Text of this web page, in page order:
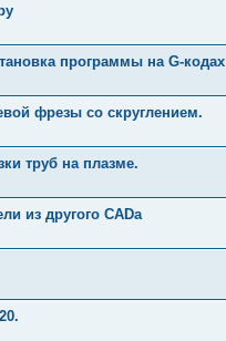
программы на G-кодах
фрезы со скруглением.
труб на плазме.
из другого CADа